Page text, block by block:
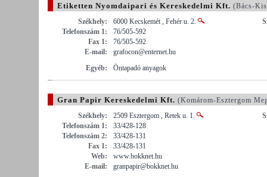
Etiketten Nyomdaipari és Kereskedelmi Kft. (Bács-
Székhely:
6000 Kecskemét , Fehér u. 2.
Telefonszám 1:
76/505-592
Fax 1:
76/505-592
E-mail:
grafocon@enternet.hu
Egyéb:
Öntapadó anyagok
Gran Papir Kereskedelmi Kft. (Komárom-Esztergom
Székhely:
2509 Esztergom , Retek u. 1.
Telefonszám 1:
33/428-128
Telefonszám 2:
33/428-131
Fax 1:
33/428-131
Web:
www.bokknet.hu
E-mail:
granpapir@bokknet.hu